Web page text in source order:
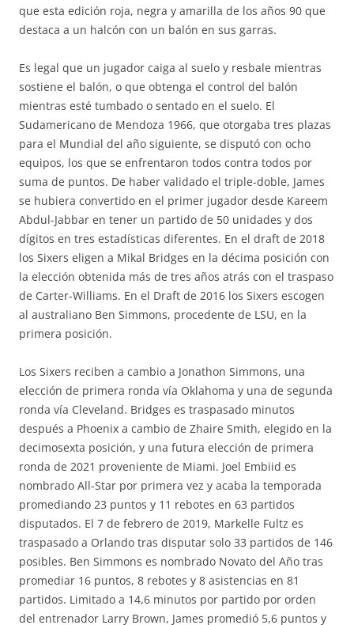
que esta edición roja, negra y amarilla de los años 90 que
destaca a un halcón con un balón en sus garras.
Es legal que un jugador caiga al suelo y resbale mientras
sostiene el balón, o que obtenga el control del balón
mientras esté tumbado o sentado en el suelo. El
Sudamericano de Mendoza 1966, que otorgaba tres plazas
para el Mundial del año siguiente, se disputó con ocho
equipos, los que se enfrentaron todos contra todos por
suma de puntos. De haber validado el triple-doble, James
se hubiera convertido en el primer jugador desde Kareem
Abdul-Jabbar en tener un partido de 50 unidades y dos
dígitos en tres estadísticas diferentes. En el draft de 2018
los Sixers eligen a Mikal Bridges en la décima posición con
la elección obtenida más de tres años atrás con el traspaso
de Carter-Williams. En el Draft de 2016 los Sixers escogen
al australiano Ben Simmons, procedente de LSU, en la
primera posición.
Los Sixers reciben a cambio a Jonathon Simmons, una
elección de primera ronda vía Oklahoma y una de segunda
ronda vía Cleveland. Bridges es traspasado minutos
después a Phoenix a cambio de Zhaire Smith, elegido en la
decimosexta posición, y una futura elección de primera
ronda de 2021 proveniente de Miami. Joel Embiid es
nombrado All-Star por primera vez y acaba la temporada
promediando 23 puntos y 11 rebotes en 63 partidos
disputados. El 7 de febrero de 2019, Markelle Fultz es
traspasado a Orlando tras disputar solo 33 partidos de 146
posibles. Ben Simmons es nombrado Novato del Año tras
promediar 16 puntos, 8 rebotes y 8 asistencias en 81
partidos. Limitado a 14,6 minutos por partido por orden
del entrenador Larry Brown, James promedió 5,6 puntos y